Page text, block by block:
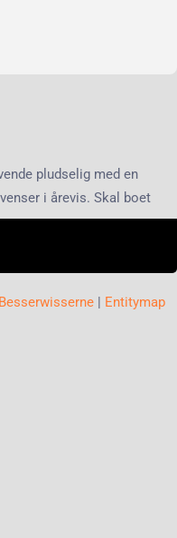
pludselig med en
i årevis. Skal boet
| Entitymap